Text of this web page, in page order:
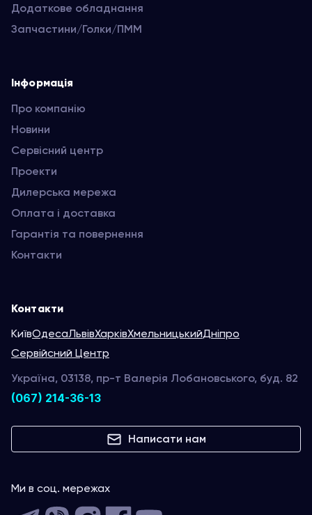
Додаткове обладнання
Запчастини/Голки/ПММ
Інформація
Про компанію
Новини
Сервісний центр
Проекти
Дилерська мережа
Оплата і доставка
Гарантія та повернення
Контакти
Контакти
КиївОдесаЛьвівХарківХмельницькийДніпро
Сервійсний Центр
Україна, 03138, пр-т Валерія Лобановського, буд. 82
(067) 214-36-13
Написати нам
Ми в соц. мережах